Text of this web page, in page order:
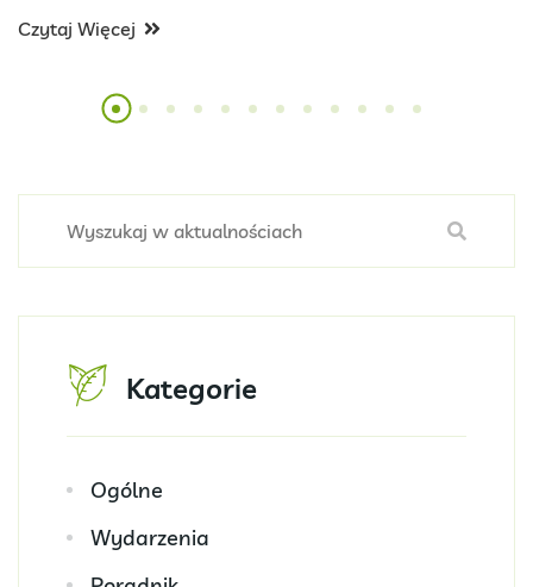
Czytaj Więcej
Kategorie
Ogólne
Wydarzenia